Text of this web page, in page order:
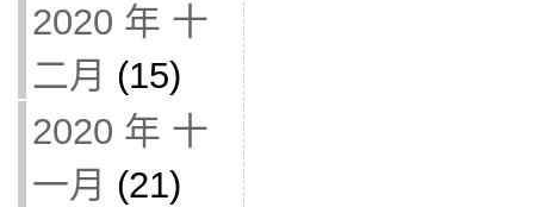
2020 年 十
二月 (15)
2020 年 十
一月 (21)